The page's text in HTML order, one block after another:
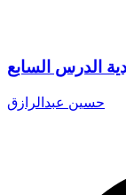
الدرس السابع
حسين عبدالرازق